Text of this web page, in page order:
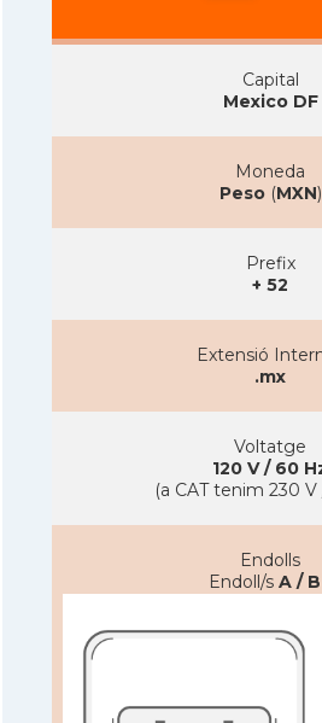
Capital
Mexico DF
Moneda
Peso(MXN)
Prefix
+ 52
Extensió
.mx
Voltatge
120 V / 60
(a CAT tenim 230 V
Endolls
Endoll/s A / B